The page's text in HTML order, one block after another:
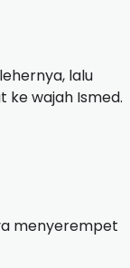
lalu
wajah Ismed.
menyerempet